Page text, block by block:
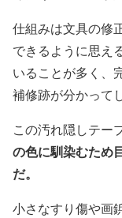
仕組みは文具の修
できるように思え
いることが多く、
補修跡が分かって
この汚れ隠しテー
の色に馴染むため
だ。
小さなすり傷や画